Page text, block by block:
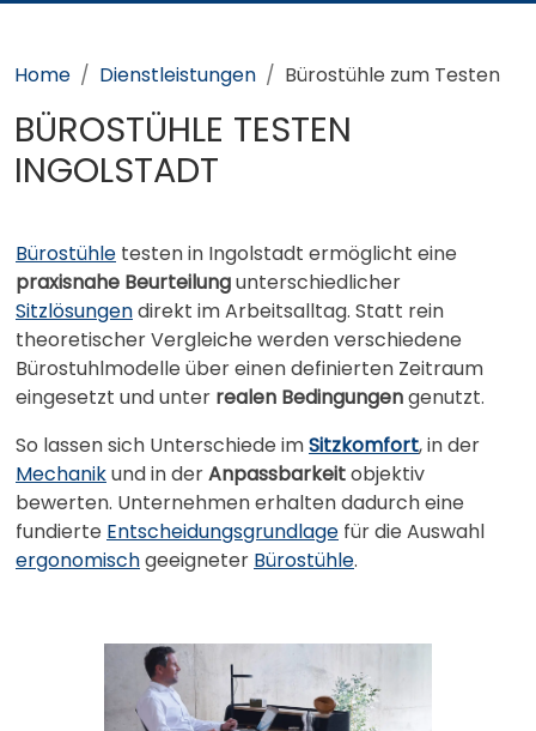
Home Dienstleistungen Bürostühle zum Testen
BÜROSTÜHLE TESTEN
INGOLSTADT
Bürostühle testen in Ingolstadt ermöglicht eine
praxisnahe Beurteilungunterschiedlicher
Sitzlösungendirekt im Arbeitsalltag. Statt rein
theoretischer Vergleiche werden verschiedene
Bürostuhlmodelle über einen definierten Zeitraum
eingesetzt und unter realen Bedingungengenutzt.
So lassen sich Unterschiede imSitzkomfort, in der
Mechanikund in derAnpassbarkeitobjektiv
bewerten. Unternehmen erhalten dadurch eine
fundierte Entscheidungsgrundlage für die Auswahl
ergonomischgeeigneter Bürostühle.